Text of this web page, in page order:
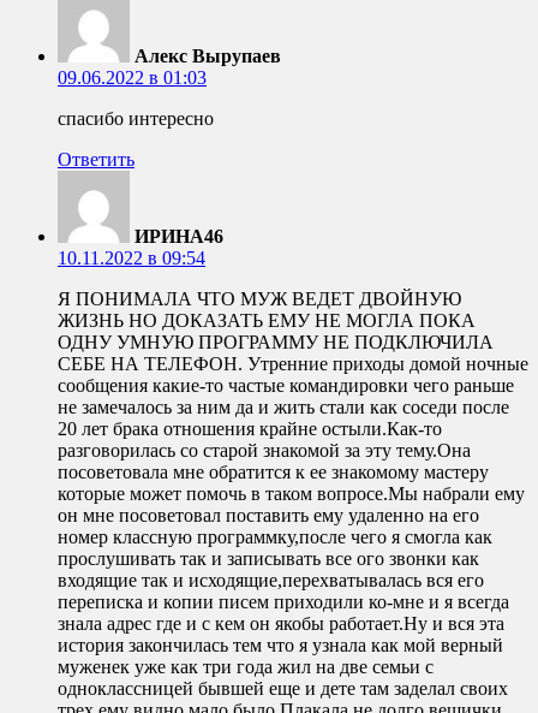
Алекс Вырупаев
09.06.2022 в 01:03
спасибо интересно
Ответить
ИРИНА46
10.11.2022 в 09:54
Я ПОНИМАЛА ЧТО МУЖ ВЕДЕТ ДВОЙНУЮ
ЖИЗНЬ НО ДОКАЗАТЬ ЕМУ НЕ МОГЛА ПОКА
ОДНУ УМНУЮ ПРОГРАММУ НЕ ПОДКЛЮЧИЛА
СЕБЕ НА ТЕЛЕФОН. Утренние приходы домой ночные
сообщения какие-то частые командировки чего раньше
не замечалось за ним да и жить стали как соседи после
20 лет брака отношения крайне остыли.Как-то
разговорилась со старой знакомой за эту тему.Она
посоветовала мне обратится к ее знакомому мастеру
которые может помочь в таком вопросе.Мы набрали ему
он мне посоветовал поставить ему удаленно на его
номер классную программку,после чего я смогла как
прослушивать так и записывать все ого звонки как
входящие так и исходящие,перехватывалась вся его
переписка и копии писем приходили ко-мне и я всегда
знала адрес где и с кем он якобы работает.Ну и вся эта
история закончилась тем что я узнала как мой верный
муженек уже как три года жил на две семьи с
одноклассницей бывшей еще и дете там заделал своих